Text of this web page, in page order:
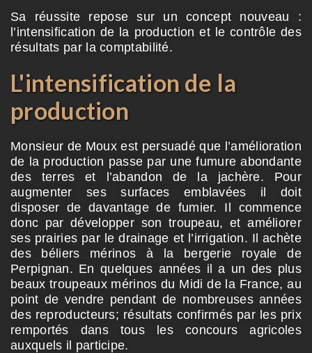
Sa réussite repose sur un concept nouveau :
l’intensification de la production et le contrôle des
résultats par la comptabilité.
L'intensification de la
production
Monsieur de Moux est persuadé que l’amélioration
de la production passe par une fumure abondante
des terres et l’abandon de la jachère. Pour
augmenter ses surfaces emblavées il doit
disposer de davantage de fumier. Il commence
donc par développer son troupeau, et améliorer
ses prairies par le drainage et l’irrigation. Il achète
des béliers mérinos à la bergerie royale de
Perpignan. En quelques années il a un des plus
beaux troupeaux mérinos du Midi de la France, au
point de vendre pendant de nombreuses années
des reproducteurs; résultats confirmés par les prix
remportés dans tous les concours agricoles
auxquels il participe.